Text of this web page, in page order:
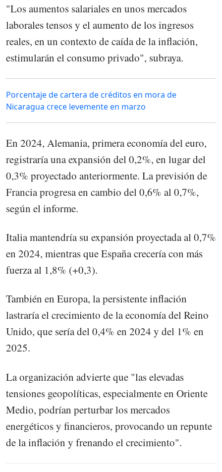
"Los aumentos salariales en unos mercados
laborales tensos y el aumento de los ingresos
reales, en un contexto de caída de la inflación,
estimularán el consumo privado", subraya.
Porcentaje de cartera de créditos en mora de
Nicaragua crece levemente en marzo
En 2024, Alemania, primera economía del euro,
registraría una expansión del 0,2%, en lugar del
0,3% proyectado anteriormente. La previsión de
Francia progresa en cambio del 0,6% al 0,7%,
según el informe.
Italia mantendría su expansión proyectada al 0,7%
en 2024, mientras que España crecería con más
fuerza al 1,8% (+0,3).
También en Europa, la persistente inflación
lastraría el crecimiento de la economía del Reino
Unido, que sería del 0,4% en 2024 y del 1% en
2025.
La organización advierte que "las elevadas
tensiones geopolíticas, especialmente en Oriente
Medio, podrían perturbar los mercados
energéticos y financieros, provocando un repunte
de la inflación y frenando el crecimiento".